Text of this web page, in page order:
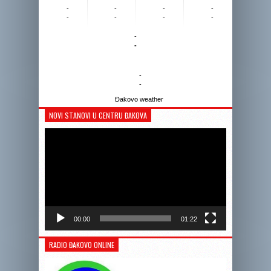
-
-
-
-
-
-
-
-
-
-
-
-
Đakovo weather
NOVI STANOVI U CENTRU ĐAKOVA
00:00 01:22
RADIO ĐAKOVO ONLINE